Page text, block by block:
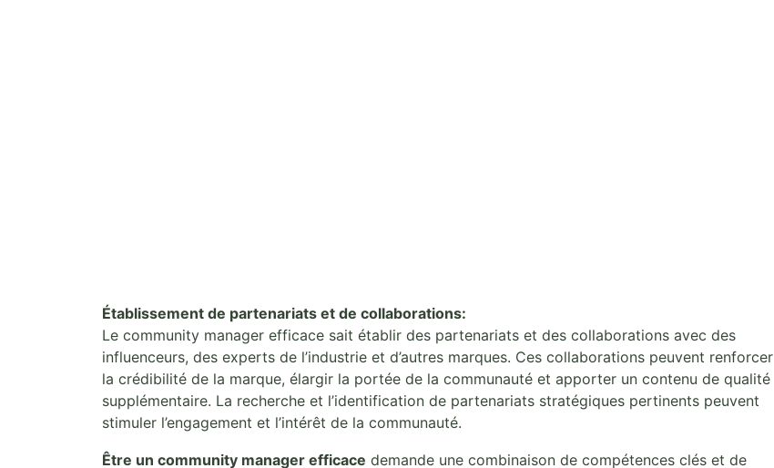
Établissement de partenariats et de collaborations:
Le community manager efficace sait établir des partenariats et des collaborations avec des
influenceurs, des experts de l’industrie et d’autres marques. Ces collaborations peuvent renforcer
la crédibilité de la marque, élargir la portée de la communauté et apporter un contenu de qualité
supplémentaire. La recherche et l’identification de partenariats stratégiques pertinents peuvent
stimuler l’engagement et l’intérêt de la communauté.
Être un community manager efficace demande une combinaison de compétences clés et de